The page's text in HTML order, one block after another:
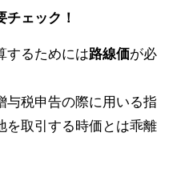
ェック！
するためには路線価が必
与税申告の際に用いる指
を取引する時価とは乖離